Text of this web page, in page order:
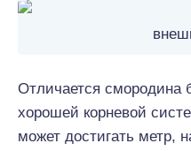
Отличается смородина
хорошей корневой
может достигать метр,